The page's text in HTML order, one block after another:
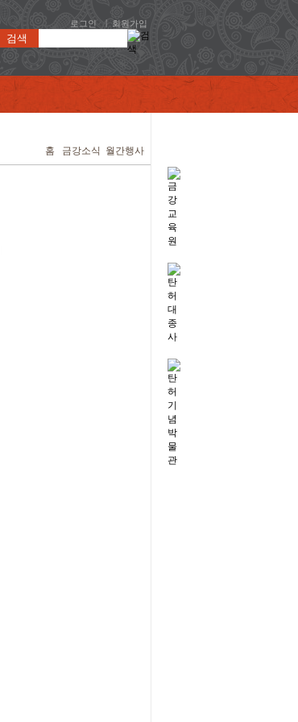
로그인 | 회원가입
검색
홈 금강소식 월간행사